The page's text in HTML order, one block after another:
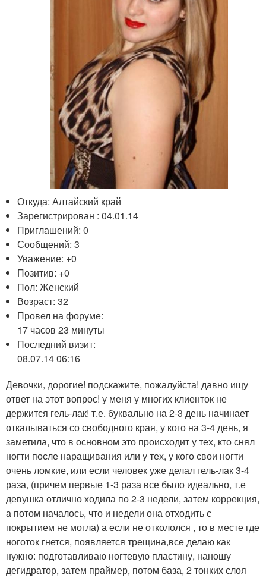
Откуда: Алтайский край
Зарегистрирован : 04.01.14
Приглашений: 0
Сообщений: 3
Уважение: +0
Позитив: +0
Пол: Женский
Возраст: 32
Провел на форуме:
17 часов 23 минуты
Последний визит:
08.07.14 06:16
Девочки, дорогие! подскажите, пожалуйста! давно ищу
ответ на этот вопрос! у меня у многих клиенток не
держится гель-лак! т.е. буквально на 2-3 день начинает
откалываться со свободного края, у кого на 3-4 день, я
заметила, что в основном это происходит у тех, кто снял
ногти после наращивания или у тех, у кого свои ногти
очень ломкие, или если человек уже делал гель-лак 3-4
раза, (причем первые 1-3 раза все было идеально, т.е
девушка отлично ходила по 2-3 недели, затем коррекция,
а потом началось, что и недели она отходить с
покрытием не могла) а если не откололся , то в месте где
ноготок гнется, появляется трещина,все делаю как
нужно: подготавливаю ногтевую пластину, наношу
дегидратор, затем праймер, потом база, 2 тонких слоя